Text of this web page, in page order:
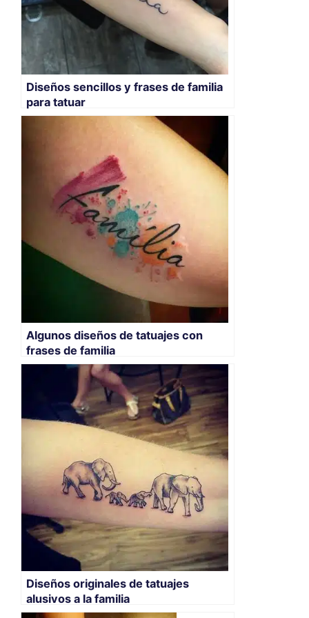
Diseños sencillos y frases de familia
para tatuar
Algunos diseños de tatuajes con
frases de familia
Diseños originales de tatuajes
alusivos a la familia